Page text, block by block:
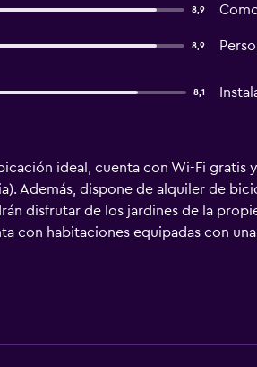
8,9
8,9
8,1
ideal, cuenta con Wi-Fi gratis
Además, dispone de alquiler de
disfrutar de los jardines de la
con habitaciones equipadas con
una estancia cómoda. Desde
con la zona de